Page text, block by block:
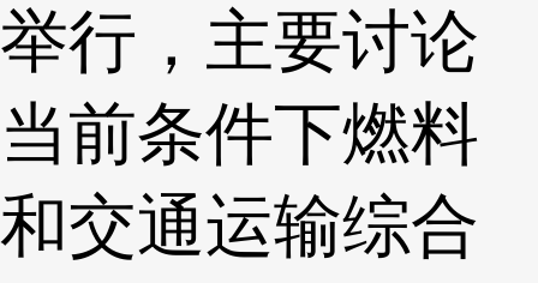
举行，主要讨论
当前条件下燃料
和交通运输综合